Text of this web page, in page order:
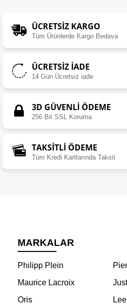
ÜCRETSIZ KARGO
Tüm Ürünlerde Kargo Bedava
ÜCRETSIZ İADE
14 Gün Ücretsiz iade
3D GÜVENLİ ÖDEME
256 Bit SSL Koruma
TAKSİTLİ ÖDEME
Tüm Kredi Kartlarında Taksit
MARKALAR
Philipp Plein
Maurice Lacroix
Oris